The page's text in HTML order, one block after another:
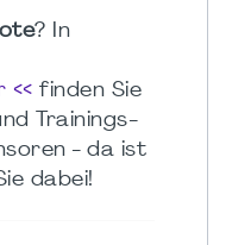
? In
<< finden Sie
Trainings-
- da ist
dabei!